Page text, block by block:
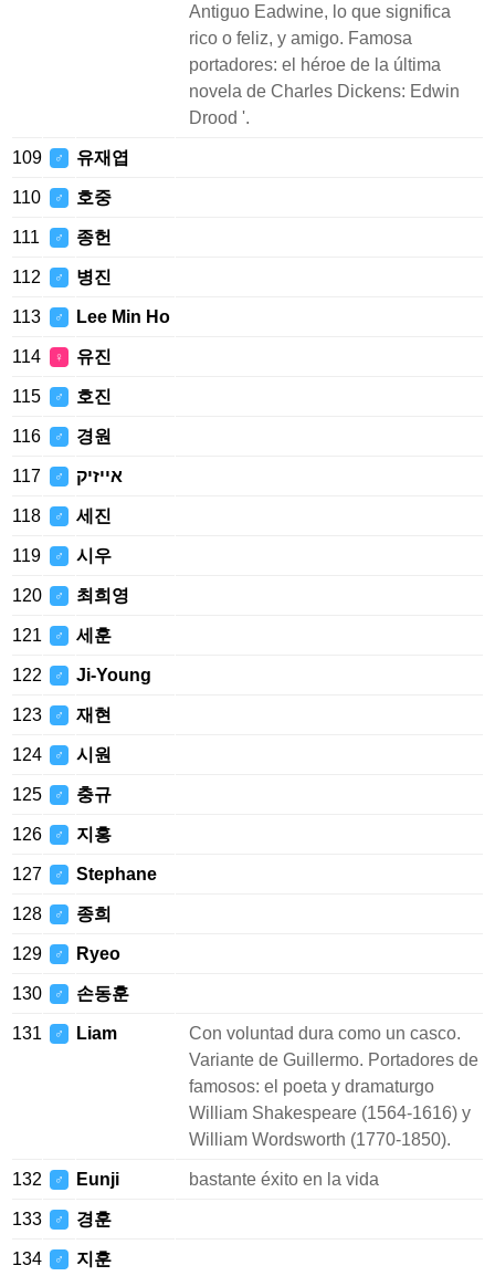
Antiguo Eadwine, lo que significa
rico o feliz, y amigo. Famosa
portadores: el héroe de la última
novela de Charles Dickens: Edwin
Drood '.
109 ♂ 유재엽
110 ♂ 호중
111 ♂ 종헌
112 ♂ 병진
113 ♂ Lee Min Ho
114 ♀ 유진
115 ♂ 호진
116 ♂ 경원
117 ♂ אייזיק
118 ♂ 세진
119 ♂ 시우
120 ♂ 최희영
121 ♂ 세훈
122 ♂ Ji-Young
123 ♂ 재현
124 ♂ 시원
125 ♂ 충규
126 ♂ 지홍
127 ♂ Stephane
128 ♂ 종희
129 ♂ Ryeo
130 ♂ 손동훈
131 ♂ Liam
Con voluntad dura como un casco.
Variante de Guillermo. Portadores de
famosos: el poeta y dramaturgo
William Shakespeare (1564-1616) y
William Wordsworth (1770-1850).
132 ♂ Eunji bastante éxito en la vida
133 ♂ 경훈
134 ♂ 지훈